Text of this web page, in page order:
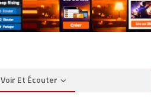
Voir Et Écouter